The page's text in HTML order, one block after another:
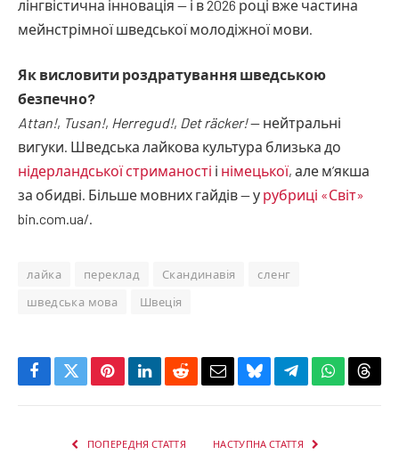
лінгвістична інновація — і в 2026 році вже частина
мейнстрімної шведської молодіжної мови.
Як висловити роздратування шведською
безпечно?
Attan!, Tusan!, Herregud!, Det räcker!— нейтральні
вигуки. Шведська лайкова культура близька до
нідерландської стриманості і німецької, але м’якша
за обидві. Більше мовних гайдів — у рубриці «Світ»
bin.com.ua/.
лайка переклад Скандинавія
сленг
шведська мова
Швеція
Facebook
TwitterPinterestLinkedInRedditEmailBlueskyTelegramWhatsApp
ПОПЕРЕДНЯ СТАТТЯ НАСТУПНА СТАТТЯ